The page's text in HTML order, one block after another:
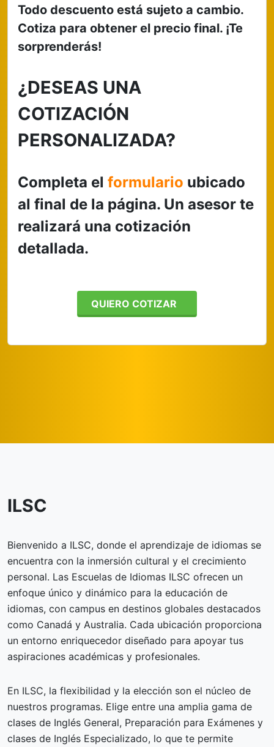
Todo descuento está sujeto a cambio.
Cotiza para obtener el precio final. ¡Te
sorprenderás!
¿DESEAS UNA
COTIZACIÓN
PERSONALIZADA?
Completa el formulario ubicado
al final de la página. Un asesor te
realizará una cotización
detallada.
QUIERO COTIZAR
ILSC
Bienvenido a ILSC, donde el aprendizaje de idiomas se
encuentra con la inmersión cultural y el crecimiento
personal. Las Escuelas de Idiomas ILSC ofrecen un
enfoque único y dinámico para la educación de
idiomas, con campus en destinos globales destacados
como Canadá y Australia. Cada ubicación proporciona
un entorno enriquecedor diseñado para apoyar tus
aspiraciones académicas y profesionales.
En ILSC, la flexibilidad y la elección son el núcleo de
nuestros programas. Elige entre una amplia gama de
clases de Inglés General, Preparación para Exámenes y
clases de Inglés Especializado, lo que te permite